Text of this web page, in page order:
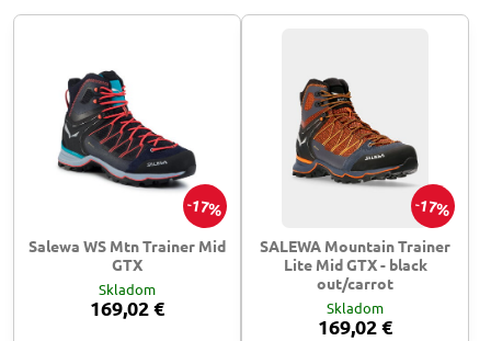
17%
Salewa WS Mtn Trainer Mid
GTX
Skladom
169,02 €
17%
SALEWA Mountain Trainer
Lite Mid GTX - black
out/carrot
Skladom
169,02 €